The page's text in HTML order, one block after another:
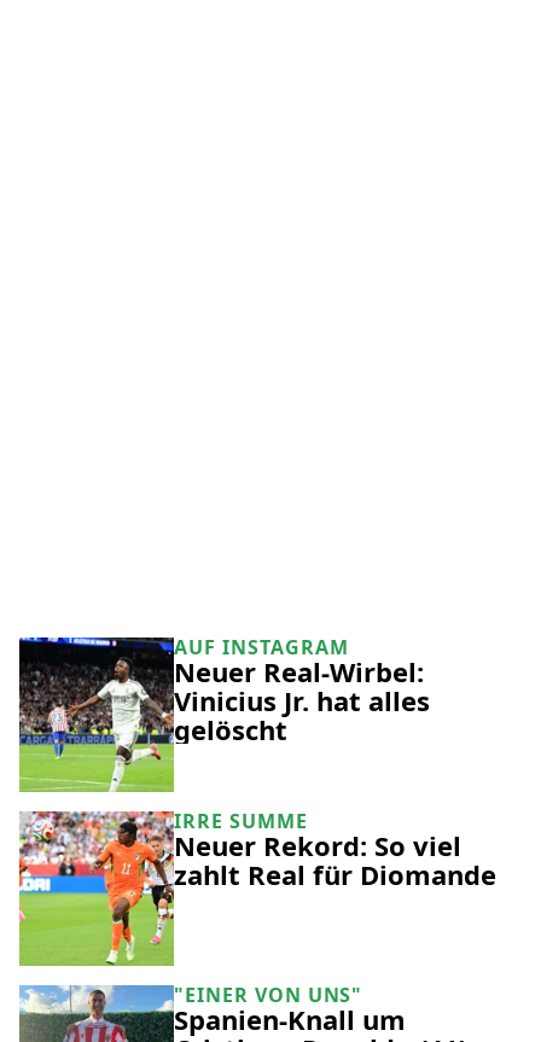
AUF INSTAGRAM
Neuer Real-Wirbel:
Vinicius Jr. hat alles
gelöscht
IRRE SUMME
Neuer Rekord: So viel
zahlt Real für Diomande
"EINER VON UNS"
Spanien-Knall um